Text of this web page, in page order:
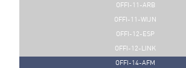
OFFI-11-ARB
OFFI-11-WIJN
OFFI-12-ESP
OFFI-12-LINK
OFFI-14-AFM